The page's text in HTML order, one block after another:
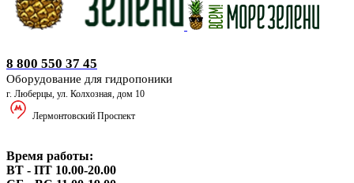
8 800 550 37 45
Оборудование для гидропоники
г. Люберцы, ул. Колхозная, дом 10
Лермонтовский Проспект
Время работы:
ВТ - ПТ 10.00-20.00